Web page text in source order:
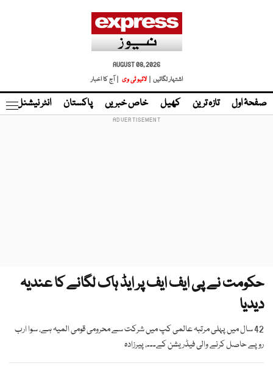
AUGUST 08, 2026
اشتہار لگائیں |
لائیو ٹی وی | آج کا اخبار
صفحۂ اول تازہ ترین کھیل خاص خبریں پاکستان انٹر نیشنل
حکومت نے پی ایف ایف پر ایڈ ہاک لگانے کا عندیہ
دیدیا
42 سال میں پہلی مرتبہ عالمی کپ میں شرکت سے محرومی قومی المیہ ہے، سوا ارب
روپے حاصل کرنے والی فیڈریشن کے۔۔۔، پیرزادہ